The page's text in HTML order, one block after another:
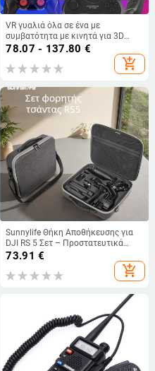
VR γυαλιά όλα σε ένα με
συμβατότητα με κινητά για 3D
κινηματογράφο και παιχνίδια
78.07 - 137.80 €
add_shopping_cart
Sunnylife Θήκη Αποθήκευσης για
DJI RS 5 Σετ – Προστατευτικά
Αξεσουάρ για Χειροκίνητο
73.91 €
add_shopping_cart